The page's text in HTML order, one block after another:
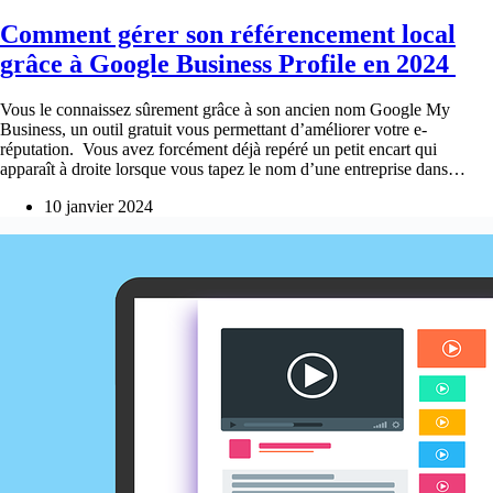
Comment gérer son référencement local
grâce à Google Business Profile en 2024
Vous le connaissez sûrement grâce à son ancien nom Google My
Business, un outil gratuit vous permettant d’améliorer votre e-
réputation. Vous avez forcément déjà repéré un petit encart qui
apparaît à droite lorsque vous tapez le nom d’une entreprise dans…
10 janvier 2024